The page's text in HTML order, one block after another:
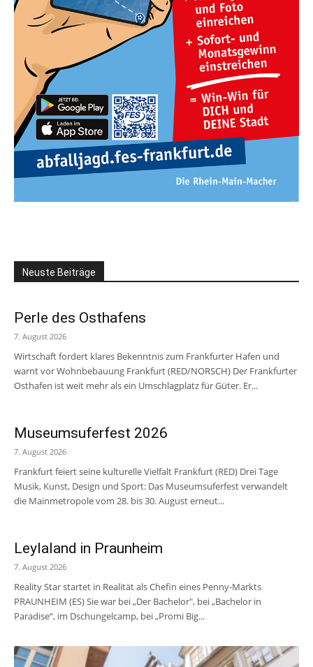
Neuste Beiträge
Perle des Osthafens
7. August 2026
Wirtschaft fordert klares Bekenntnis zum Frankfurter Hafen und
warnt vor Wohnbebauung Frankfurt (RED/NORSCH) Der Frankfurter
Osthafen ist weit mehr als ein Umschlagplatz für Güter. Er...
Museumsuferfest 2026
7. August 2026
Frankfurt feiert seine kulturelle Vielfalt Frankfurt (RED) Drei Tage
Musik, Kunst, Design und Sport: Das Museumsuferfest verwandelt
die Mainmetropole vom 28. bis 30. August erneut...
Leylaland in Praunheim
7. August 2026
Reality Star startet in Realität als Chefin eines Penny-Markts
PRAUNHEIM (ES) Sie war bei „Der Bachelor", bei „Bachelor in
Paradise“, im Dschungelcamp, bei „Promi Big...